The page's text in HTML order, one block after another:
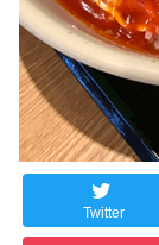
Twitter